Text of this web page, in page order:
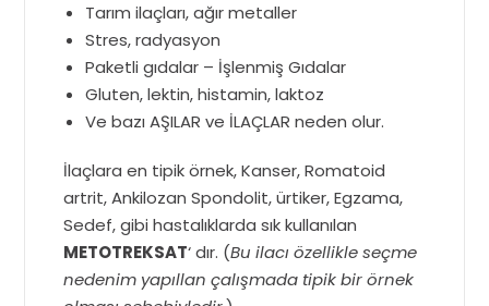
Tarım ilaçları, ağır metaller
Stres, radyasyon
Paketli gıdalar – İşlenmiş Gıdalar
Gluten, lektin, histamin, laktoz
Ve bazı AŞILAR ve İLAÇLAR neden olur.
İlaçlara en tipik örnek, Kanser, Romatoid
artrit, Ankilozan Spondolit, ürtiker, Egzama,
Sedef, gibi hastalıklarda sık kullanılan
METOTREKSAT‘ dır. (Bu ilacı özellikle seçme
nedenim yapıllan çalışmada tipik bir örnek